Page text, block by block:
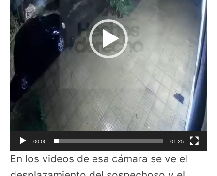
00:00 01:25
En los videos de esa cámara se ve el